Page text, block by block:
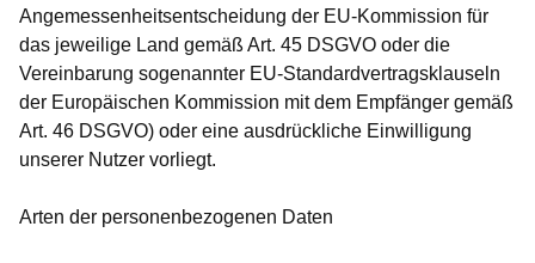
Angemessenheitsentscheidung der EU-Kommission für
das jeweilige Land gemäß Art. 45 DSGVO oder die
Vereinbarung sogenannter EU-Standardvertragsklauseln
der Europäischen Kommission mit dem Empfänger gemäß
Art. 46 DSGVO) oder eine ausdrückliche Einwilligung
unserer Nutzer vorliegt.
Arten der personenbezogenen Daten